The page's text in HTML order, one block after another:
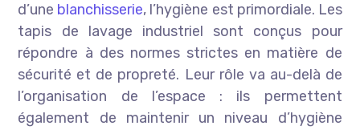
d’une blanchisserie, l’hygiène est primordiale. Les
tapis de lavage industriel sont conçus pour
répondre à des normes strictes en matière de
sécurité et de propreté. Leur rôle va au-delà de
l’organisation de l’espace : ils permettent
également de maintenir un niveau d’hygiène